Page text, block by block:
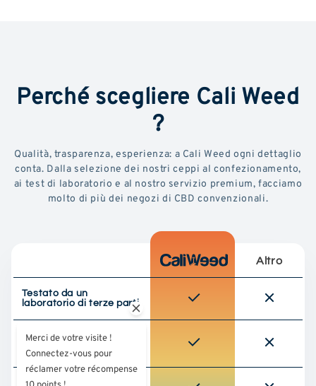
Perché scegliere Cali Weed
?
Qualità, trasparenza, esperienza: a Cali Weed ogni dettaglio
conta. Dalla selezione dei nostri ceppi al confezionamento,
ai test di laboratorio e al nostro servizio premium, facciamo
molto di più dei negozi di CBD convenzionali.
Altro
Testato da un
laboratorio di terze parti
Approvvigionamento
responsabile (cultura
UE)
Qualità premium
Merci de votre visite !
Connectez-vous pour
réclamer votre récompense